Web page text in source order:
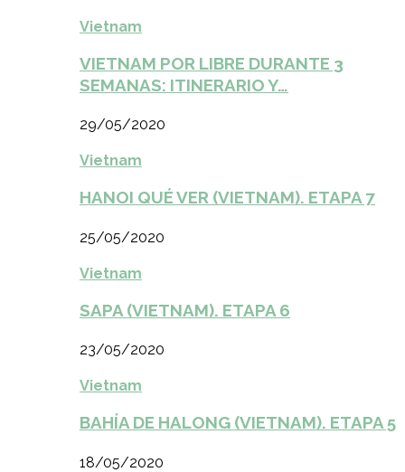
Vietnam
VIETNAM POR LIBRE DURANTE 3
SEMANAS: ITINERARIO Y…
29/05/2020
Vietnam
HANOI QUÉ VER (VIETNAM). ETAPA 7
25/05/2020
Vietnam
SAPA (VIETNAM). ETAPA 6
23/05/2020
Vietnam
BAHÍA DE HALONG (VIETNAM). ETAPA 5
18/05/2020